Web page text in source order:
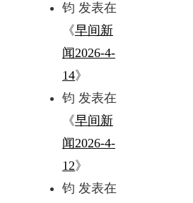
钧 发表在
《早间新
闻2026-4-
14》
钧 发表在
《早间新
闻2026-4-
12》
钧 发表在